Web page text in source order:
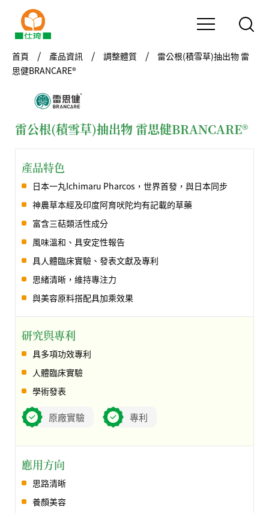
首頁 產品資訊 調整體質
雷公根(積雪草)抽出物 雷
思健BRANCARE®
雷公根(積雪草)抽出物 雷思健BRANCARE®
產品特色
日本一丸Ichimaru Pharcos，世界首發，與日本同步
神農草本經及印度阿育吠陀均有記載的草藥
富含三萜類活性成分
風味溫和、具安定性報告
具人體臨床實驗、發表文獻及專利
思緒清晰，維持專注力
與美容原料搭配具加乘效果
研究與專利
具多項功效專利
人體臨床實驗
學術發表
原廠實驗 專利
應用方向
思路清晰
養顏美容